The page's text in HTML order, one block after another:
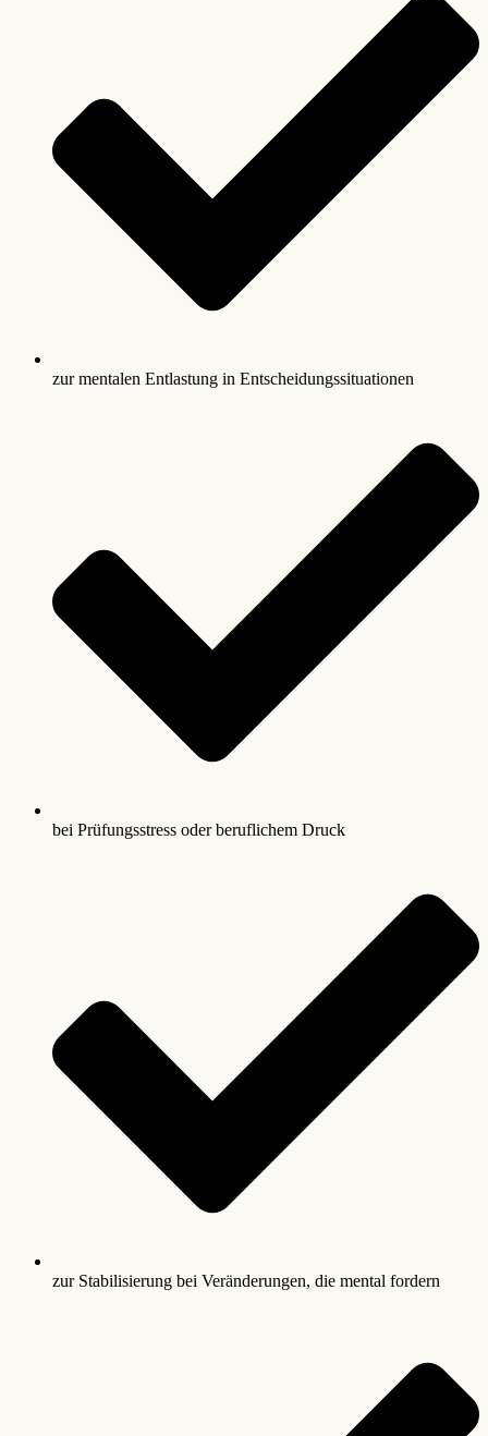
zur mentalen Entlastung in Entscheidungssituationen
bei Prüfungsstress oder beruflichem Druck
zur Stabilisierung bei Veränderungen, die mental fordern